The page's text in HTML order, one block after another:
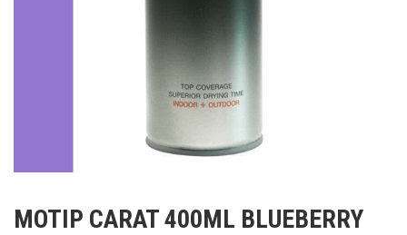
het
MOTIP CARAT 400ML BLUEBERRY